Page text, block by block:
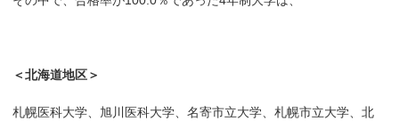
＜北海道地区＞
札幌医科大学、旭川医科大学、名寄市立大学、札幌市立大学、北